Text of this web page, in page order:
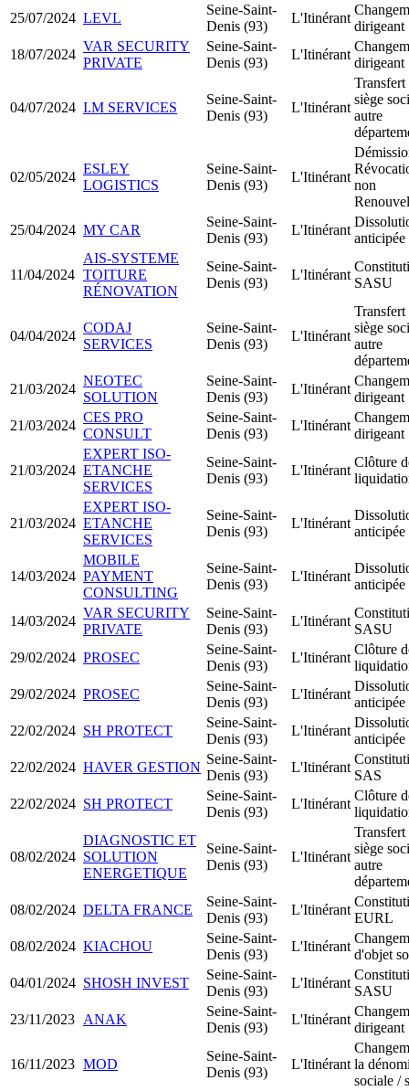
25/07/2024 LEVL
Seine-Saint-
Denis (93)
L'Itinérant
dirigeant
18/07/2024
VAR SECURITY
PRIVATE
Seine-Saint-
Denis (93)
L'Itinérant
dirigeant
04/07/2024 I.M SERVICES
Seine-Saint-
Denis (93)
L'Itinérant
Transfert
siège
autre
02/05/2024
ESLEY
LOGISTICS
Seine-Saint-
Denis (93)
L'Itinérant
non
25/04/2024 MY CAR
Seine-Saint-
Denis (93)
L'Itinérant
anticipée
11/04/2024
AIS-SYSTEME
TOITURE
RÉNOVATION
Seine-Saint-
Denis (93)
L'Itinérant
SASU
04/04/2024
CODAJ
SERVICES
Seine-Saint-
Denis (93)
L'Itinérant
Transfert
siège
autre
21/03/2024
NEOTEC
SOLUTION
Seine-Saint-
Denis (93)
L'Itinérant
dirigeant
21/03/2024
CES PRO
CONSULT
Seine-Saint-
Denis (93)
L'Itinérant
dirigeant
21/03/2024
EXPERT ISO-
ETANCHE
SERVICES
Seine-Saint-
Denis (93)
L'Itinérant
Clôture
21/03/2024
EXPERT ISO-
ETANCHE
SERVICES
Seine-Saint-
Denis (93)
L'Itinérant
anticipée
14/03/2024
MOBILE
PAYMENT
CONSULTING
Seine-Saint-
Denis (93)
L'Itinérant
anticipée
14/03/2024
VAR SECURITY
PRIVATE
Seine-Saint-
Denis (93)
L'Itinérant
SASU
29/02/2024 PROSEC
Seine-Saint-
Denis (93)
L'Itinérant
Clôture
29/02/2024 PROSEC
Seine-Saint-
Denis (93)
L'Itinérant
anticipée
22/02/2024 SH PROTECT
Seine-Saint-
Denis (93)
L'Itinérant
anticipée
22/02/2024 HAVER GESTION
Seine-Saint-
Denis (93)
L'Itinérant
SAS
22/02/2024 SH PROTECT
Seine-Saint-
Denis (93)
L'Itinérant
Clôture
08/02/2024
DIAGNOSTIC ET
SOLUTION
ENERGETIQUE
Seine-Saint-
Denis (93)
L'Itinérant
Transfert
siège
autre
08/02/2024 DELTA FRANCE
Seine-Saint-
Denis (93)
L'Itinérant
EURL
08/02/2024 KIACHOU
Seine-Saint-
Denis (93)
L'Itinérant
d'objet
04/01/2024 SHOSH INVEST
Seine-Saint-
Denis (93)
L'Itinérant
SASU
23/11/2023 ANAK
Seine-Saint-
Denis (93)
L'Itinérant
dirigeant
16/11/2023 MOD
Seine-Saint-
Denis (93)
L'Itinérant la
sociale /